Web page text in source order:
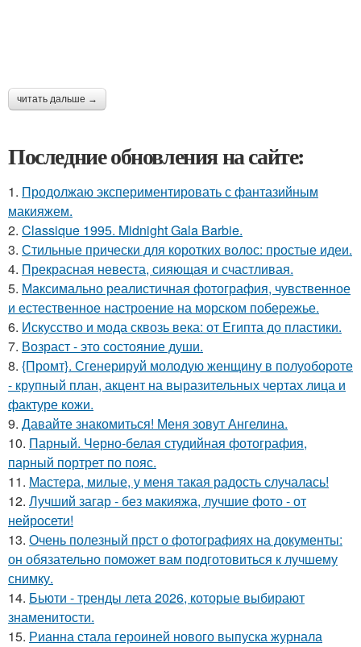
читать дальше →
Последние обновления на сайте:
1. Продолжаю экспериментировать с фантазийным
макияжем.
2. Classique 1995. Midnight Gala Barbie.
3. Стильные прически для коротких волос: простые идеи.
4. Прекрасная невеста, сияющая и счастливая.
5. Максимально реалистичная фотография, чувственное
и естественное настроение на морском побережье.
6. Искусство и мода сквозь века: от Египта до пластики.
7. Возраст - это состояние души.
8. {Промт}. Сгенерируй молодую женщину в полуобороте
- крупный план, акцент на выразительных чертах лица и
фактуре кожи.
9. Давайте знакомиться! Меня зовут Ангелина.
10. Парный. Черно-белая студийная фотография,
парный портрет по пояс.
11. Мастера, милые, у меня такая радость случалась!
12. Лучший загар - без макияжа, лучшие фото - от
нейросети!
13. Очень полезный прст о фотографиях на документы:
он обязательно поможет вам подготовиться к лучшему
снимку.
14. Бьюти - тренды лета 2026, которые выбирают
знаменитости.
15. Рианна стала героиней нового выпуска журнала